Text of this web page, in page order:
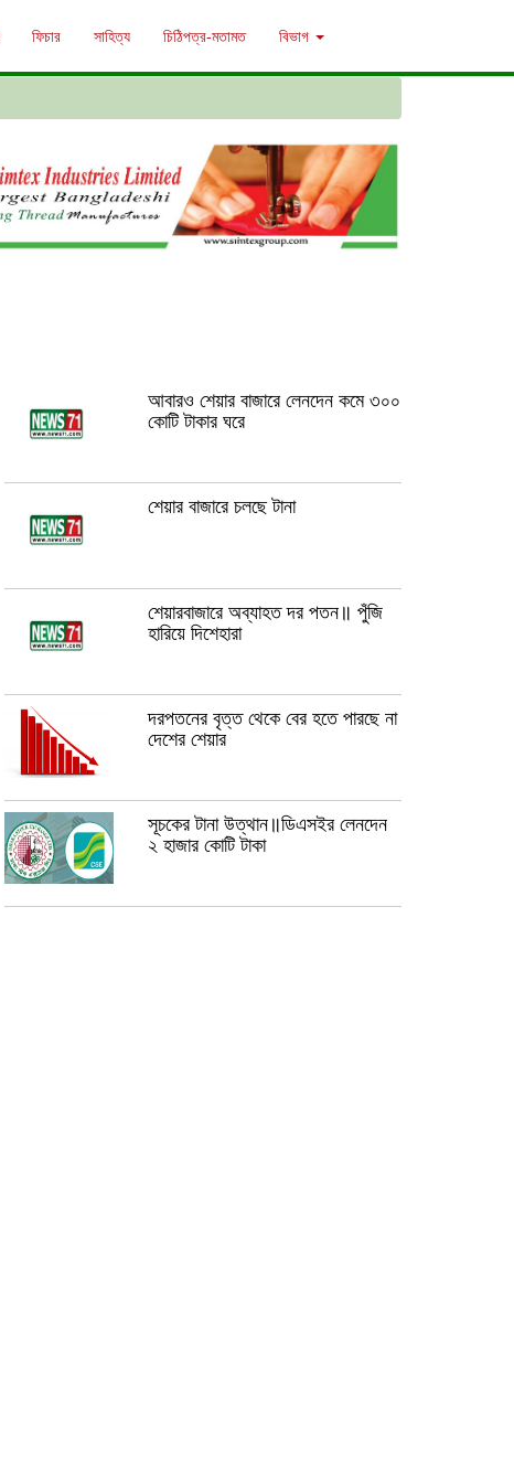
ফিচার সাহিত্য চিঠিপত্র-মতামত বিভাগ
আবারও শেয়ার বাজারে লেনদেন কমে ৩০০
কোটি টাকার ঘরে
শেয়ার বাজারে চলছে টানা
শেয়ারবাজারে অব্যাহত দর পতন॥ পুঁজি
হারিয়ে দিশেহারা
দরপতনের বৃত্ত থেকে বের হতে পারছে না
দেশের শেয়ার
সূচকের টানা উত্থান॥ডিএসইর লেনদেন
২ হাজার কোটি টাকা